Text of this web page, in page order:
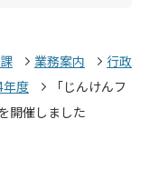
業務案内
行政
年度
「じんけんフ
開催しました